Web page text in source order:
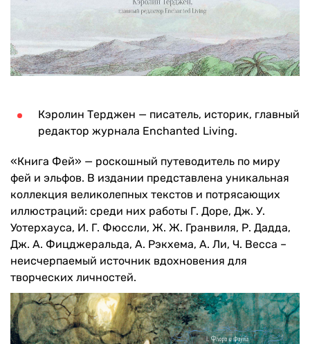
Кэролин Терджен — писатель, историк, главный
редактор журнала Enchanted Living.
«Книга Фей» — роскошный путеводитель по миру
фей и эльфов. В издании представлена уникальная
коллекция великолепных текстов и потрясающих
иллюстраций: среди них работы Г. Доре, Дж. У.
Уотерхауса, И. Г. Фюссли, Ж. Ж. Гранвиля, Р. Дадда,
Дж. А. Фицджеральда, А. Рэкхема, А. Ли, Ч. Весса –
неисчерпаемый источник вдохновения для
творческих личностей.